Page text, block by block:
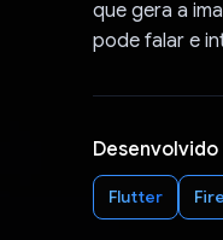
que gera a
pode falar e
Desenvolvido
Flutter